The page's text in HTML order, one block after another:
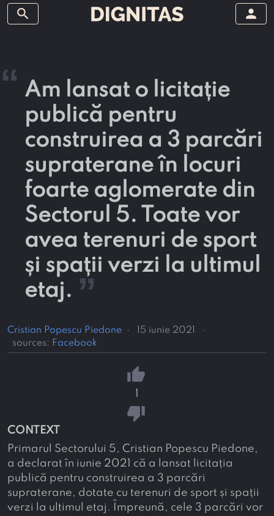
search person
“ Am lansat o licitație
publică pentru
construirea a 3 parcări
supraterane în locuri
foarte aglomerate din
Sectorul 5. Toate vor
avea terenuri de sport
și spații verzi la ultimul
etaj. ”
Cristian Popescu Piedone · 15 iunie 2021
·
sources: Facebook
thumb_up
thumb_down
CONTEXT
Primarul Sectorului 5, Cristian Popescu Piedone,
a declarat în iunie 2021 că a lansat licitația
publică pentru construirea a 3 parcări
supraterane, dotate cu terenuri de sport și spații
verzi la ultimul etaj. Împreună, cele 3 parcări vor